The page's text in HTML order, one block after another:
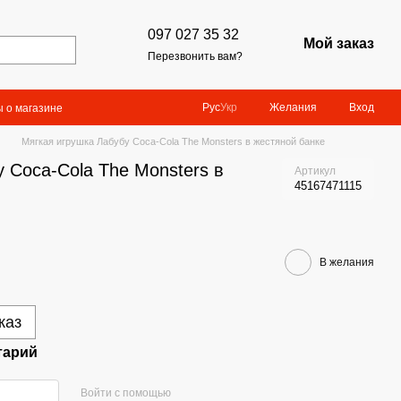
097 027 35 32
Перезвонить вам?
Мой заказ
о магазине РусУкр Желания Вход
Мягкая игрушка Лабубу Coca-Cola The Monsters в жестяной банке
Coca-Cola The Monsters в Артикул
45167471115
В желания
Войти с помощью